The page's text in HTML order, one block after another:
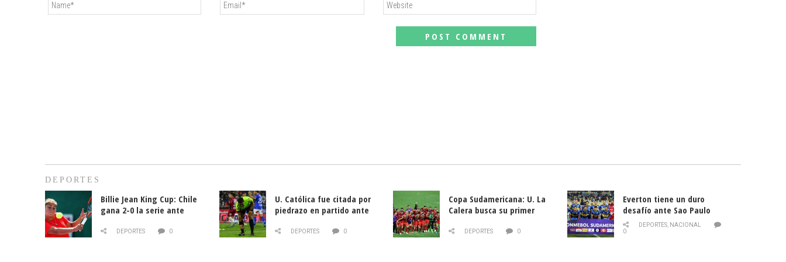
DEPORTES
Billie Jean King Cup: Chile
gana 2-0 la serie ante
DEPORTES 0
U. Católica fue citada por
piedrazo en partido ante
DEPORTES 0
Copa Sudamericana: U. La
Calera busca su primer
DEPORTES 0
Everton tiene un duro
desafío ante Sao Paulo
DEPORTES, NACIONAL
0